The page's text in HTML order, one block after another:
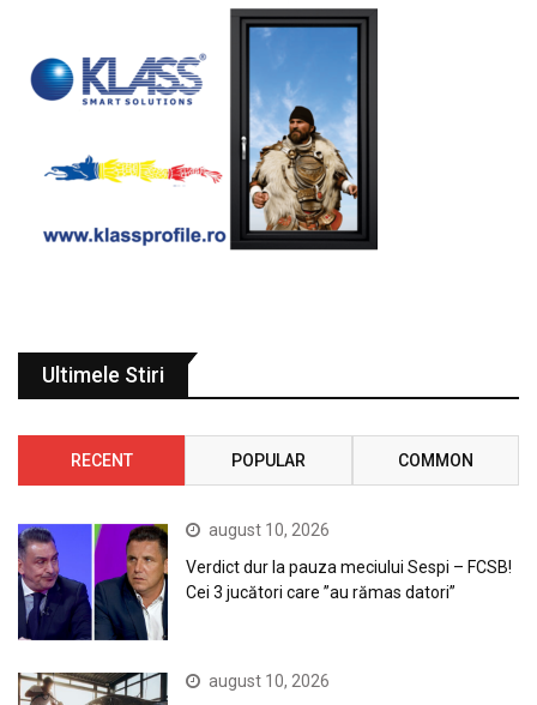
Ultimele Stiri
RECENT POPULAR COMMON
august 10, 2026
Verdict dur la pauza meciului Sespi – FCSB!
Cei 3 jucători care ”au rămas datori”
august 10, 2026